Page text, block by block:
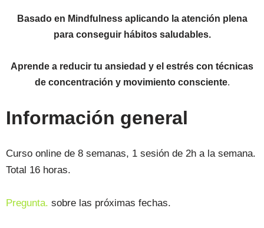
Basado en Mindfulness aplicando la atención plena
para conseguir hábitos saludables.
Aprende a reducir tu ansiedad y el estrés con técnicas
de concentración y movimiento consciente.
Información general
Curso online de 8 semanas, 1 sesión de 2h a la semana.
Total 16 horas.
Pregunta. sobre las próximas fechas.